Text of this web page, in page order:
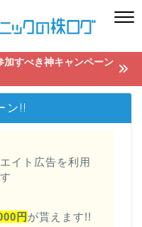
加すべき神キャンペーン
ン!!
イト広告を利用
円 が貰えます!!